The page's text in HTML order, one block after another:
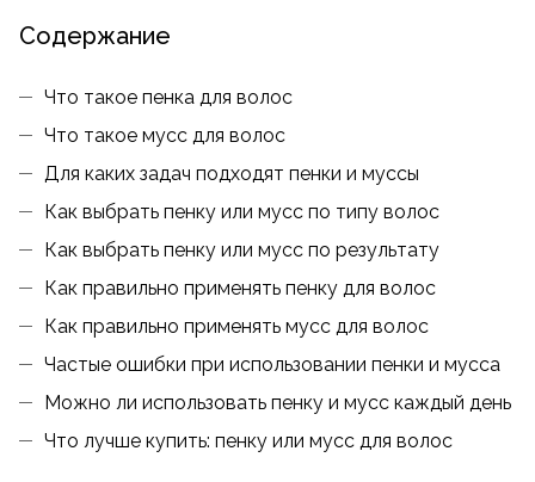
Содержание
Что такое пенка для волос
Что такое мусс для волос
Для каких задач подходят пенки и муссы
Как выбрать пенку или мусс по типу волос
Как выбрать пенку или мусс по результату
Как правильно применять пенку для волос
Как правильно применять мусс для волос
Частые ошибки при использовании пенки и мусса
Можно ли использовать пенку и мусс каждый день
Что лучше купить: пенку или мусс для волос